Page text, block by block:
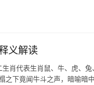
义解读
肖代表生肖鼠、牛、虎、
之下竟闻牛斗之声，暗喻暗